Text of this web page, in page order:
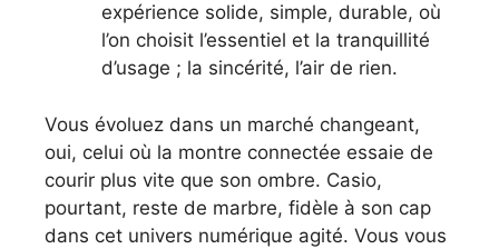
expérience solide, simple, durable, où
l’on choisit l’essentiel et la tranquillité
d’usage ; la sincérité, l’air de rien.
Vous évoluez dans un marché changeant,
oui, celui où la montre connectée essaie de
courir plus vite que son ombre. Casio,
pourtant, reste de marbre, fidèle à son cap
dans cet univers numérique agité. Vous vous